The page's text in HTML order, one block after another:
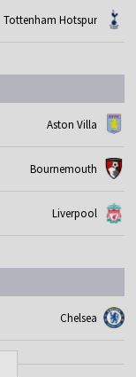
Tottenham Hotspur
Aston Villa
Bournemouth
Liverpool
Chelsea